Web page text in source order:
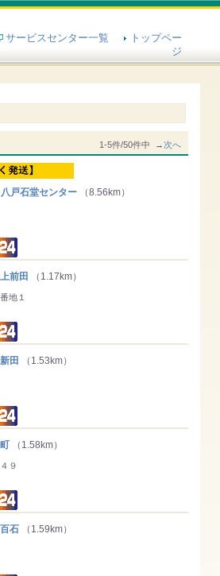
サービスセンター一覧
トップペー
ジ
1-5件/50件中 →次へ
戸石堂センター （8.56km）
前田 （1.17km）
地１
田 （1.53km）
（1.58km）
９
石 （1.59km）